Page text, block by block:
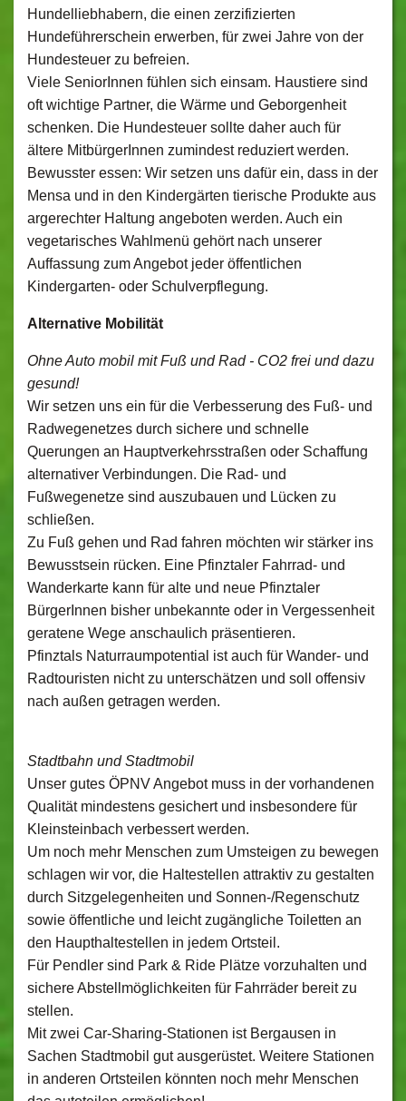
Hundelliebhabern, die einen zerzifizierten
Hundeführerschein erwerben, für zwei Jahre von der
Hundesteuer zu befreien.
Viele SeniorInnen fühlen sich einsam. Haustiere sind
oft wichtige Partner, die Wärme und Geborgenheit
schenken. Die Hundesteuer sollte daher auch für
ältere MitbürgerInnen zumindest reduziert werden.
Bewusster essen: Wir setzen uns dafür ein, dass in der
Mensa und in den Kindergärten tierische Produkte aus
argerechter Haltung angeboten werden. Auch ein
vegetarisches Wahlmenü gehört nach unserer
Auffassung zum Angebot jeder öffentlichen
Kindergarten- oder Schulverpflegung.
Alternative Mobilität
Ohne Auto mobil mit Fuß und Rad - CO2 frei und dazu
gesund!
Wir setzen uns ein für die Verbesserung des Fuß- und
Radwegenetzes durch sichere und schnelle
Querungen an Hauptverkehrsstraßen oder Schaffung
alternativer Verbindungen. Die Rad- und
Fußwegenetze sind auszubauen und Lücken zu
schließen.
Zu Fuß gehen und Rad fahren möchten wir stärker ins
Bewusstsein rücken. Eine Pfinztaler Fahrrad- und
Wanderkarte kann für alte und neue Pfinztaler
BürgerInnen bisher unbekannte oder in Vergessenheit
geratene Wege anschaulich präsentieren.
Pfinztals Naturraumpotential ist auch für Wander- und
Radtouristen nicht zu unterschätzen und soll offensiv
nach außen getragen werden.
Stadtbahn und Stadtmobil
Unser gutes ÖPNV Angebot muss in der vorhandenen
Qualität mindestens gesichert und insbesondere für
Kleinsteinbach verbessert werden.
Um noch mehr Menschen zum Umsteigen zu bewegen
schlagen wir vor, die Haltestellen attraktiv zu gestalten
durch Sitzgelegenheiten und Sonnen-/Regenschutz
sowie öffentliche und leicht zugängliche Toiletten an
den Haupthaltestellen in jedem Ortsteil.
Für Pendler sind Park & Ride Plätze vorzuhalten und
sichere Abstellmöglichkeiten für Fahrräder bereit zu
stellen.
Mit zwei Car-Sharing-Stationen ist Bergausen in
Sachen Stadtmobil gut ausgerüstet. Weitere Stationen
in anderen Ortsteilen könnten noch mehr Menschen